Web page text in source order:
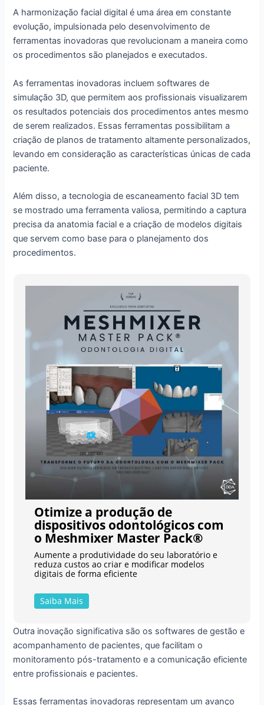
A harmonização facial digital é uma área em constante
evolução, impulsionada pelo desenvolvimento de
ferramentas inovadoras que revolucionam a maneira como
os procedimentos são planejados e executados.
As ferramentas inovadoras incluem softwares de
simulação 3D, que permitem aos profissionais visualizarem
os resultados potenciais dos procedimentos antes mesmo
de serem realizados. Essas ferramentas possibilitam a
criação de planos de tratamento altamente personalizados,
levando em consideração as características únicas de cada
paciente.
Além disso, a tecnologia de escaneamento facial 3D tem
se mostrado uma ferramenta valiosa, permitindo a captura
precisa da anatomia facial e a criação de modelos digitais
que servem como base para o planejamento dos
procedimentos.
Otimize a produção de
dispositivos odontológicos com
o Meshmixer Master Pack®
Aumente a produtividade do seu laboratório e
reduza custos ao criar e modificar modelos
digitais de forma eficiente
Saiba Mais
Outra inovação significativa são os softwares de gestão e
acompanhamento de pacientes, que facilitam o
monitoramento pós-tratamento e a comunicação eficiente
entre profissionais e pacientes.
Essas ferramentas inovadoras representam um avanço